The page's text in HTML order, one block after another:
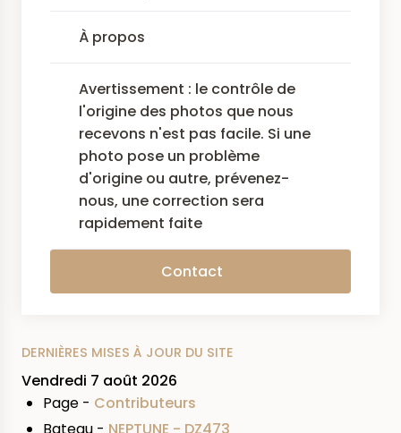
À propos
Avertissement : le contrôle de
l'origine des photos que nous
recevons n'est pas facile. Si une
photo pose un problème
d'origine ou autre, prévenez-
nous, une correction sera
rapidement faite
Contact
DERNIÈRES MISES À JOUR DU SITE
Vendredi 7 août 2026
Page - Contributeurs